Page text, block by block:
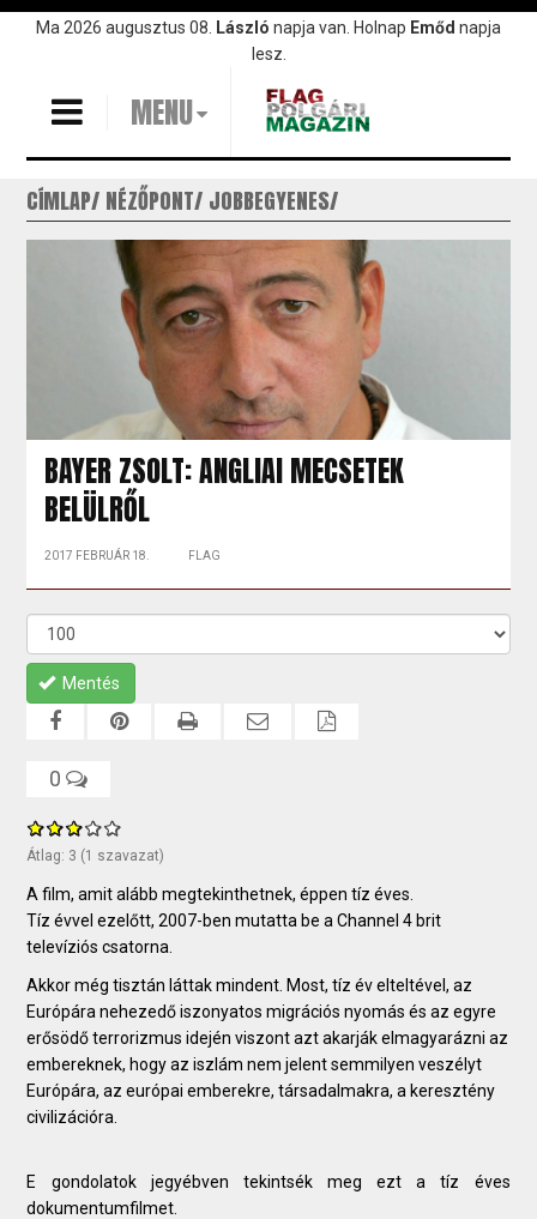
UgrásMa 2026 augusztus 08. László napja van. Holnap Emőd napja
lesz.
MENU
CÍMLAP NÉZŐPONT JOBBEGYENES
BAYER ZSOLT: ANGLIAI MECSETEK
BELÜLRŐL
2017 FEBRUÁR 18. FLAG
Mentés
0
Átlag: 3 (1 szavazat)
A film, amit alább megtekinthetnek, éppen tíz éves.
Tíz évvel ezelőtt, 2007-ben mutatta be a Channel 4 brit
televíziós csatorna.
Akkor még tisztán láttak mindent. Most, tíz év elteltével, az
Európára nehezedő iszonyatos migrációs nyomás és az egyre
erősödő terrorizmus idején viszont azt akarják elmagyarázni az
embereknek, hogy az iszlám nem jelent semmilyen veszélyt
Európára, az európai emberekre, társadalmakra, a keresztény
civilizációra.
E gondolatok jegyébven tekintsék meg ezt a tíz éves
dokumentumfilmet.